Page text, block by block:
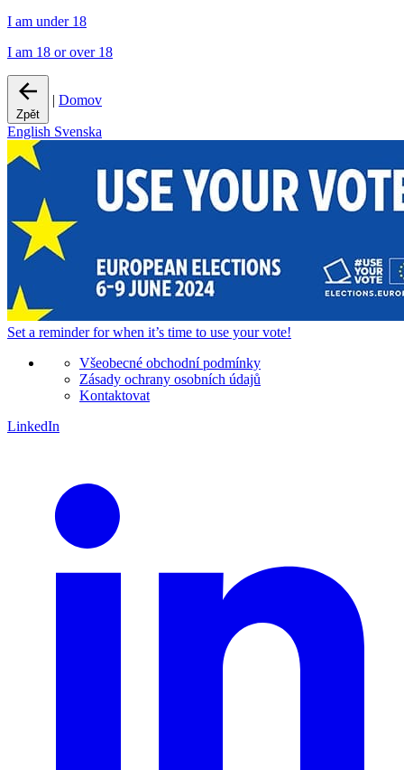
I am under 18
I am 18 or over 18
Zpět
| Domov
English Svenska
Set a reminderfor when it’s time to use your vote!
Všeobecné obchodní podmínky
Zásady ochrany osobních údajů
Kontaktovat
LinkedIn